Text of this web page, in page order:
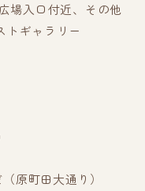
場入口付近、その他
トギャラリー
原町田大通り）